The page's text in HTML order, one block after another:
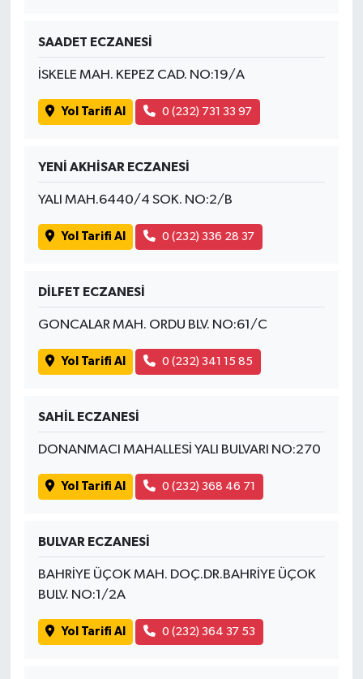
SAADET ECZANESİ
İSKELE MAH. KEPEZ CAD. NO:19/A
Yol Tarifi Al 0 (232) 731 33 97
YENİ AKHİSAR ECZANESİ
YALI MAH.6440/4 SOK. NO:2/B
Yol Tarifi Al 0 (232) 336 28 37
DİLFET ECZANESİ
GONCALAR MAH. ORDU BLV. NO:61/C
Yol Tarifi Al 0 (232) 341 15 85
SAHİL ECZANESİ
DONANMACI MAHALLESİ YALI BULVARI NO:270
Yol Tarifi Al 0 (232) 368 46 71
BULVAR ECZANESİ
BAHRİYE ÜÇOK MAH. DOÇ.DR.BAHRİYE ÜÇOK
BULV. NO:1/2A
Yol Tarifi Al 0 (232) 364 37 53